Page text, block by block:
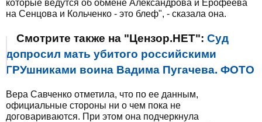
которые ведутся об обмене Александрова и Ерофеева
на Сенцова и Кольченко - это блеф", - сказала она.
Смотрите также на "Цензор.НЕТ": Суд
допросил мать убитого российскими
ГРУшниками воина Вадима Пугачева. ФОТО
Вера Савченко отметила, что по ее данным,
официальные стороны ни о чем пока не
договариваются. При этом она подчеркнула